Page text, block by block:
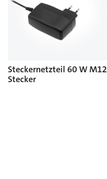
Steckernetzteil 60 W M12
Stecker